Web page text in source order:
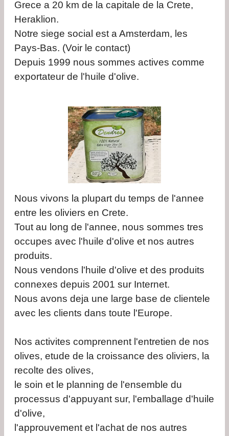
Grece a 20 km de la capitale de la Crete,
Heraklion.
Notre siege social est a Amsterdam, les
Pays-Bas. (Voir le contact)
Depuis 1999 nous sommes actives comme
exportateur de l'huile d'olive.
Nous vivons la plupart du temps de l'annee
entre les oliviers en Crete.
Tout au long de l'annee, nous sommes tres
occupes avec l'huile d'olive et nos autres
produits.
Nous vendons l'huile d'olive et des produits
connexes depuis 2001 sur Internet.
Nous avons deja une large base de clientele
avec les clients dans toute l'Europe.
Nos activites comprennent l'entretien de nos
olives, etude de la croissance des oliviers, la
recolte des olives,
le soin et le planning de l'ensemble du
processus d'appuyant sur, l'emballage d'huile
d'olive,
l'approuvement et l'achat de nos autres